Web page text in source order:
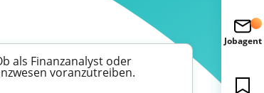
als Finanzanalyst oder
voranzutreiben.
Jobagent